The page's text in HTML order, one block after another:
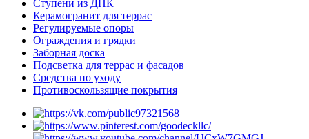
Ступени из ДПК
Керамогранит для террас
Регулируемые опоры
Ограждения и грядки
Заборная доска
Подсветка для террас и фасадов
Средства по уходу
Противоскользящие покрытия